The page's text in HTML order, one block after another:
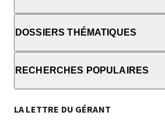
DOSSIERS THÉMATIQUES
RECHERCHES POPULAIRES
LA LETTRE DU GÉRANT